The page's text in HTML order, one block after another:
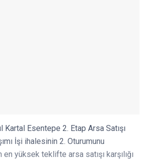
Kartal Esentepe 2. Etap Arsa Satışı
İşi ihalesinin 2. Oturumunu
yüksek teklifte arsa satışı karşılığı